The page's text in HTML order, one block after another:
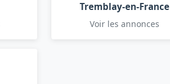
Tremblay-en-France
Voir les annonces